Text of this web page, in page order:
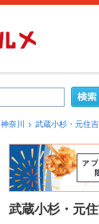
神奈川 武蔵小杉・元住
武蔵小杉・元